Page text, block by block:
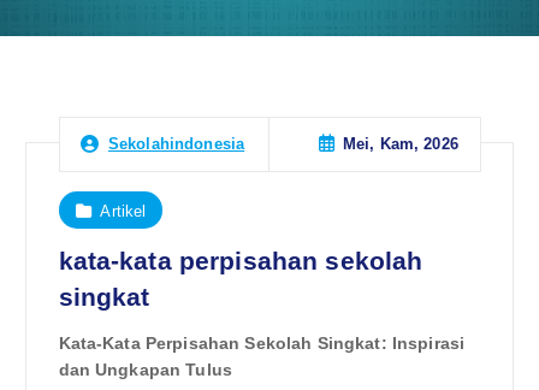
Sekolahindonesia Mei, Kam, 2026
Artikel
kata-kata perpisahan sekolah
singkat
Kata-Kata Perpisahan Sekolah Singkat: Inspirasi
dan Ungkapan Tulus